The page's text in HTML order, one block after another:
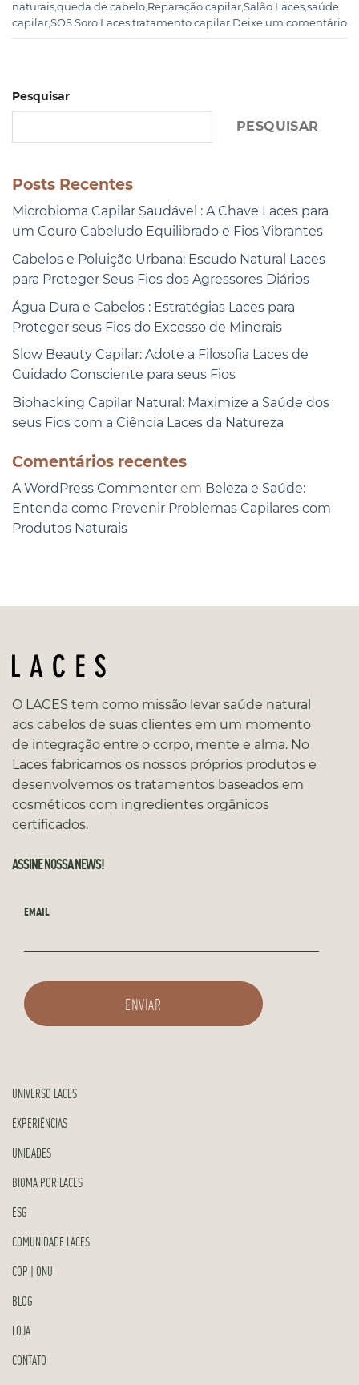
Pesquisar
PESQUISAR
Posts Recentes
Microbioma Capilar Saudável : A Chave Laces para
um Couro Cabeludo Equilibrado e Fios Vibrantes
Cabelos e Poluição Urbana: Escudo Natural Laces
para Proteger Seus Fios dos Agressores Diários
Água Dura e Cabelos : Estratégias Laces para
Proteger seus Fios do Excesso de Minerais
Slow Beauty Capilar: Adote a Filosofia Laces de
Cuidado Consciente para seus Fios
Biohacking Capilar Natural: Maximize a Saúde dos
seus Fios com a Ciência Laces da Natureza
Comentários recentes
A WordPress Commenter em Beleza e Saúde:
Entenda como Prevenir Problemas Capilares com
Produtos Naturais
naturais,queda de cabelo,Reparação capilar,Salão Laces,saúde
capilar,SOS Soro Laces,tratamento capilar Deixe um comentário
O LACES tem como missão levar saúde natural
aos cabelos de suas clientes em um momento
de integração entre o corpo, mente e alma. No
Laces fabricamos os nossos próprios produtos e
desenvolvemos os tratamentos baseados em
cosméticos com ingredientes orgânicos
certificados.
ASSINE NOSSA NEWS!
EMAIL
UNIVERSO LACES
EXPERIÊNCIAS
UNIDADES
BIOMA POR LACES
ESG
COMUNIDADE LACES
COP | ONU
BLOG
LOJA
CONTATO